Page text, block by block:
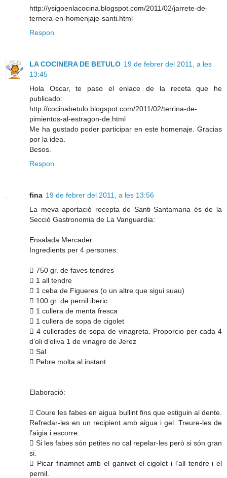
http://ysigoenlacocina.blogspot.com/2011/02/jarrete-de-
ternera-en-homenjaje-santi.html
Respon
LA COCINERA DE BETULO 19 de febrer del 2011, a les
13:45
Hola Oscar, te paso el enlace de la receta que he
publicado:
http://cocinabetulo.blogspot.com/2011/02/terrina-de-
pimientos-al-estragon-de.html
Me ha gustado poder participar en este homenaje. Gracias
por la idea.
Besos.
Respon
fina 19 de febrer del 2011, a les 13:56
La meva aportació recepta de Santi Santamaria és de la
Secció Gastronomia de La Vanguardia:
Ensalada Mercader:
Ingredients per 4 persones:
 750 gr. de faves tendres
 1 all tendre
 1 ceba de Figueres (o un altre que sigui suau)
 100 gr. de pernil iberic.
 1 cullera de menta fresca
 1 cullera de sopa de cigolet
 4 cullerades de sopa de vinagreta. Proporcio per cada 4
d’oli d’oliva 1 de vinagre de Jerez
 Sal
 Pebre molta al instant.
Elaboració:
 Coure les fabes en aigua bullint fins que estiguin al dente.
Refredar-les en un recipient amb aigua i gel. Treure-les de
l’aigia i escorre.
 Si les fabes són petites no cal repelar-les però si són gran
si.
 Picar finamnet amb el ganivet el cigolet i l’all tendre i el
pernil.